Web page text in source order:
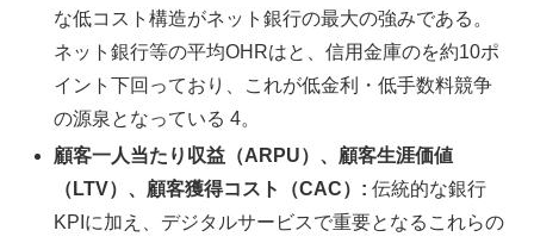
な低コスト構造がネット銀行の最大の強みである。
ネット銀行等の平均OHRはと、信用金庫のを約10ポ
イント下回っており、これが低金利・低手数料競争
の源泉となっている 4。
顧客一人当たり収益（ARPU）、顧客生涯価値
（LTV）、顧客獲得コスト（CAC）: 伝統的な銀行
KPIに加え、デジタルサービスで重要となるこれらの